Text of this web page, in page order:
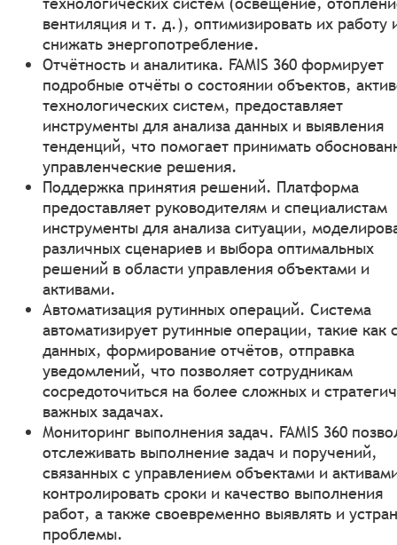
вентиляция и т. д.), оптимизировать их работу
снижать энергопотребление.
Отчётность и аналитика. FAMIS 360 формирует
подробные отчёты о состоянии объектов,
технологических систем, предоставляет
инструменты для анализа данных и выявления
тенденций, что помогает принимать
управленческие решения.
Поддержка принятия решений. Платформа
предоставляет руководителям и специалистам
инструменты для анализа ситуации,
различных сценариев и выбора оптимальных
решений в области управления объектами и
активами.
Автоматизация рутинных операций. Система
автоматизирует рутинные операции, такие как
данных, формирование отчётов, отправка
уведомлений, что позволяет сотрудникам
сосредоточиться на более сложных и
важных задачах.
Мониторинг выполнения задач. FAMIS 360
отслеживать выполнение задач и поручений,
связанных с управлением объектами и
контролировать сроки и качество выполнения
работ, а также своевременно выявлять и
проблемы.